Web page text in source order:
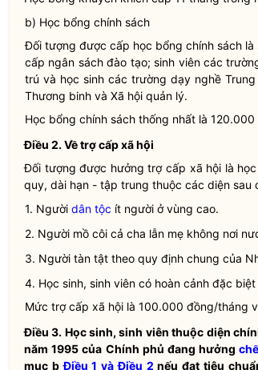
b) Học bổng chính sách
Đối tượng được cấp học bổng chính sách
cấp ngân sách đào tạo; sinh viên các
trú và học sinh các trường dạy nghề
Thương binh và Xã hội quản lý.
Học bổng chính sách thống nhất là
Điều 2.Về trợ cấp xã hội
Đối tượng được hưởng trợ cấp xã hội là
quy, dài hạn - tập trung thuộc các diện sau
1. Người dân tộc ít người ở vùng cao.
2. Người mồ côi cả cha lẫn mẹ không nơi
3. Người tàn tật theo quy định chung của
4. Học sinh, sinh viên có hoàn cảnh đặc
Mức trợ cấp xã hội là 100.000 đồng/tháng
Điều 3. Học sinh, sinh viên thuộc diện
năm 1995 của Chính phủ đang hưởng
mục bĐiều 1 và Điều 2 nếu đạt tiêu